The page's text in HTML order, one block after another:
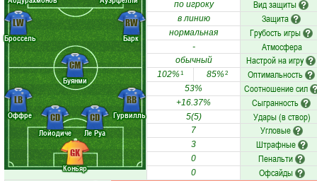
Коньяр
Оффре
Лойодиче
Ле Руа
Гурвилль
Броссель
Буянми
Барк
GK
LB
CD
CD
RB
LW
CM
RW
по игроку Вид защиты
в линию Защита
нормальная Грубость игры
- Атмосфера
обычный Настрой на игру
102%1 85%2 Оптимальность
53% Соотношение сил
+16.37% Сыгранность
5(5) Удары (в створ)
7 Угловые
3 Штрафные
0 Пенальти
0 Офсайды